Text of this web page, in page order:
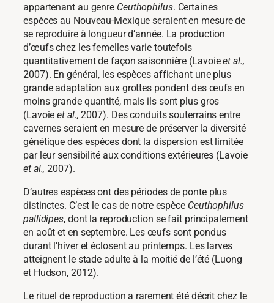
appartenant au genre Ceuthophilus. Certaines
espèces au Nouveau-Mexique seraient en mesure de
se reproduire à longueur d’année. La production
d’œufs chez les femelles varie toutefois
quantitativement de façon saisonnière (Lavoieet al.,
2007). En général, les espèces affichant une plus
grande adaptation aux grottes pondent des œufs en
moins grande quantité, mais ils sont plus gros
(Lavoieet al., 2007). Des conduits souterrains entre
cavernes seraient en mesure de préserver la diversité
génétique des espèces dont la dispersion est limitée
par leur sensibilité aux conditions extérieures (Lavoie
et al., 2007).
D’autres espèces ont des périodes de ponte plus
distinctes. C’est le cas de notre espèce Ceuthophilus
pallidipes, dont la reproduction se fait principalement
en août et en septembre. Les œufs sont pondus
durant l’hiver et éclosent au printemps. Les larves
atteignent le stade adulte à la moitié de l’été (Luong
et Hudson, 2012).
Le rituel de reproduction a rarement été décrit chez le